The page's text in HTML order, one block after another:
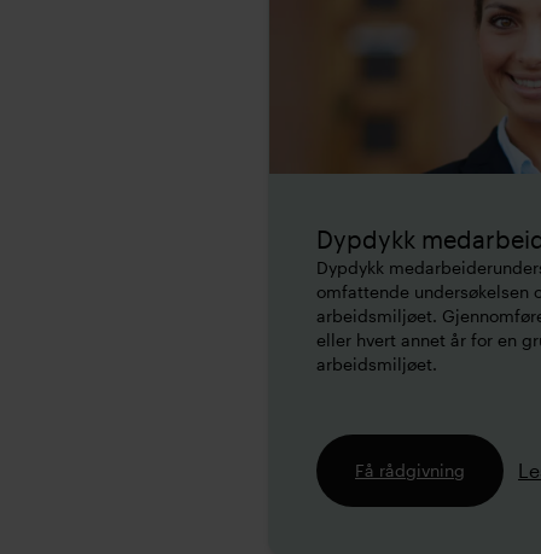
Dypdykk
Dypdykk
omfattende
arbeidsmiljøet.
eller hvert annet år for en
arbeidsmiljøet.
Få rådgivning